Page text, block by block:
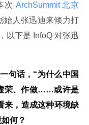
次 ArchSummit 北京
始人张迅迪来倾力打
以下是 InfoQ 对张迅
句话，“为什么中国
荣、作做……或许是
来，造成这种环境缺
何？